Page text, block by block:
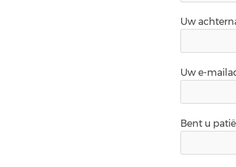
Uw
Uw e-
Bent u